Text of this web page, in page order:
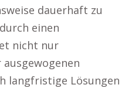
dauerhaft zu
einen
nicht nur
langfristige Lösungen